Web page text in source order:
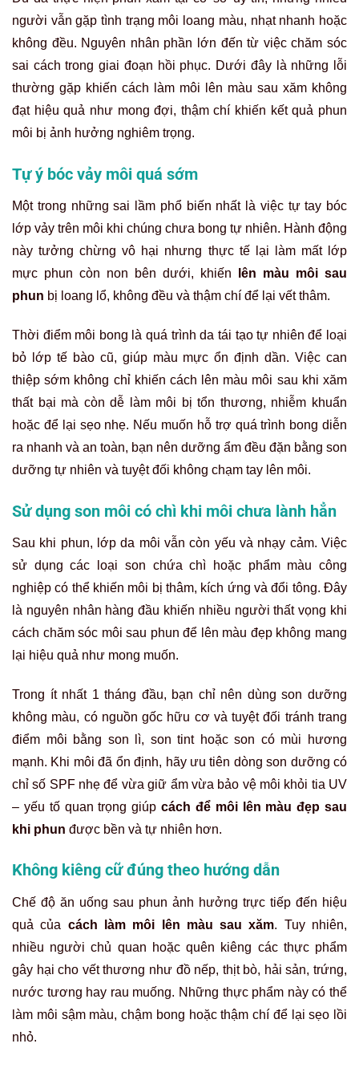
người vẫn gặp tình trạng môi loang màu, nhạt nhanh hoặc
không đều. Nguyên nhân phần lớn đến từ việc chăm sóc
sai cách trong giai đoạn hồi phục. Dưới đây là những lỗi
thường gặp khiến cách làm môi lên màu sau xăm không
đạt hiệu quả như mong đợi, thậm chí khiến kết quả phun
môi bị ảnh hưởng nghiêm trọng.
Tự ý bóc vảy môi quá sớm
Một trong những sai lầm phổ biến nhất là việc tự tay bóc
lớp vảy trên môi khi chúng chưa bong tự nhiên. Hành động
này tưởng chừng vô hại nhưng thực tế lại làm mất lớp
mực phun còn non bên dưới, khiến
lên màu môi sau
phun bị loang lổ, không đều và thậm chí để lại vết thâm.
Thời điểm môi bong là quá trình da tái tạo tự nhiên để loại
bỏ lớp tế bào cũ, giúp màu mực ổn định dần. Việc can
thiệp sớm không chỉ khiến cách lên màu môi sau khi xăm
thất bại mà còn dễ làm môi bị tổn thương, nhiễm khuẩn
hoặc để lại sẹo nhẹ. Nếu muốn hỗ trợ quá trình bong diễn
ra nhanh và an toàn, bạn nên dưỡng ẩm đều đặn bằng son
dưỡng tự nhiên và tuyệt đối không chạm tay lên môi.
Sử dụng son môi có chì khi môi chưa lành hẳn
Sau khi phun, lớp da môi vẫn còn yếu và nhạy cảm. Việc
sử dụng các loại son chứa chì hoặc phẩm màu công
nghiệp có thể khiến môi bị thâm, kích ứng và đổi tông. Đây
là nguyên nhân hàng đầu khiến nhiều người thất vọng khi
cách chăm sóc môi sau phun để lên màu đẹp không mang
lại hiệu quả như mong muốn.
Trong ít nhất 1 tháng đầu, bạn chỉ nên dùng son dưỡng
không màu, có nguồn gốc hữu cơ và tuyệt đối tránh trang
điểm môi bằng son lì, son tint hoặc son có mùi hương
mạnh. Khi môi đã ổn định, hãy ưu tiên dòng son dưỡng có
chỉ số SPF nhẹ để vừa giữ ẩm vừa bảo vệ môi khỏi tia UV
– yếu tố quan trọng giúp cách để môi lên màu đẹp sau
khi phun được bền và tự nhiên hơn.
Không kiêng cữ đúng theo hướng dẫn
Chế độ ăn uống sau phun ảnh hưởng trực tiếp đến hiệu
quả của cách làm môi lên màu sau xăm. Tuy nhiên,
nhiều người chủ quan hoặc quên kiêng các thực phẩm
gây hại cho vết thương như đồ nếp, thịt bò, hải sản, trứng,
nước tương hay rau muống. Những thực phẩm này có thể
làm môi sậm màu, chậm bong hoặc thậm chí để lại sẹo lồi
nhỏ.